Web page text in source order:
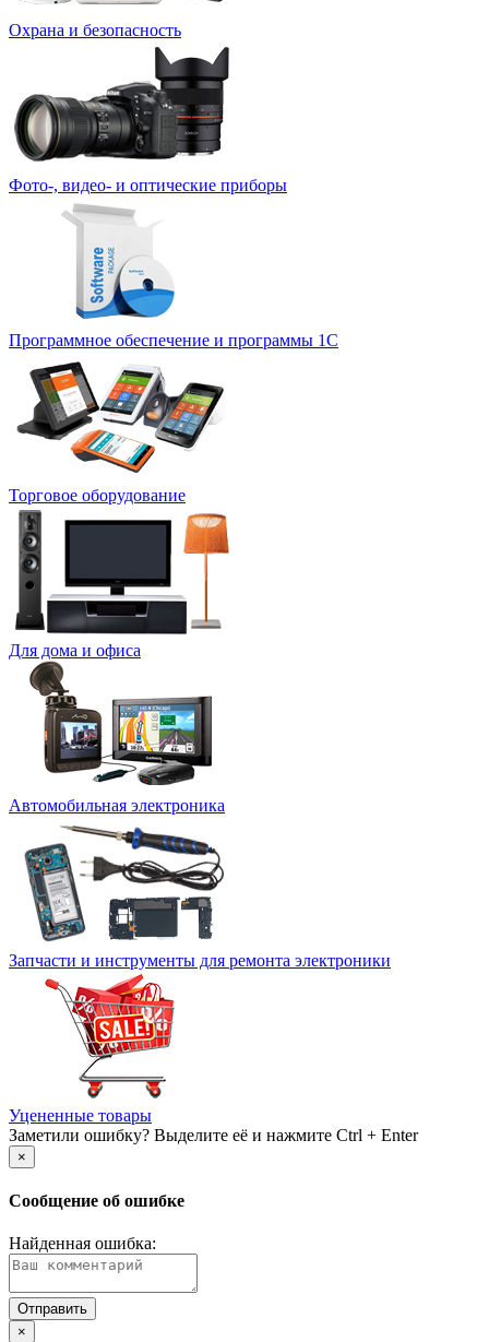
Охрана и безопасность
Фото-, видео- и оптические приборы
Программное обеспечение и программы 1С
Торговое оборудование
Для дома и офиса
Автомобильная электроника
Запчасти и инструменты для ремонта электроники
Уцененные товары
Заметили ошибку? Выделите её и нажмите Ctrl + Enter
×
Сообщение об ошибке
Найденная ошибка:
×